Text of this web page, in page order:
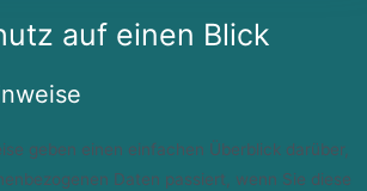
auf einen Blick
geben einen einfachen Überblick darüber,
Daten passiert, wenn Sie diese